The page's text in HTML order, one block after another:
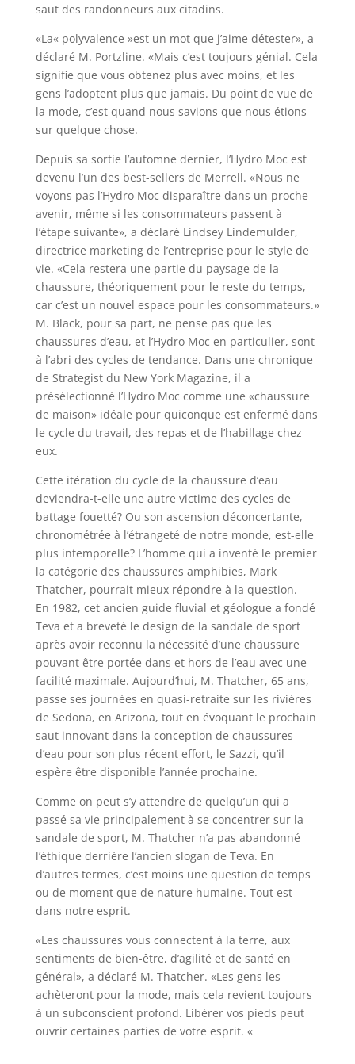
saut des randonneurs aux citadins.
«La« polyvalence »est un mot que j’aime détester», a
déclaré M. Portzline. «Mais c’est toujours génial. Cela
signifie que vous obtenez plus avec moins, et les
gens l’adoptent plus que jamais. Du point de vue de
la mode, c’est quand nous savions que nous étions
sur quelque chose.
Depuis sa sortie l’automne dernier, l’Hydro Moc est
devenu l’un des best-sellers de Merrell. «Nous ne
voyons pas l’Hydro Moc disparaître dans un proche
avenir, même si les consommateurs passent à
l’étape suivante», a déclaré Lindsey Lindemulder,
directrice marketing de l’entreprise pour le style de
vie. «Cela restera une partie du paysage de la
chaussure, théoriquement pour le reste du temps,
car c’est un nouvel espace pour les consommateurs.»
M. Black, pour sa part, ne pense pas que les
chaussures d’eau, et l’Hydro Moc en particulier, sont
à l’abri des cycles de tendance. Dans une chronique
de Strategist du New York Magazine, il a
présélectionné l’Hydro Moc comme une «chaussure
de maison» idéale pour quiconque est enfermé dans
le cycle du travail, des repas et de l’habillage chez
eux.
Cette itération du cycle de la chaussure d’eau
deviendra-t-elle une autre victime des cycles de
battage fouetté? Ou son ascension déconcertante,
chronométrée à l’étrangeté de notre monde, est-elle
plus intemporelle? L’homme qui a inventé le premier
la catégorie des chaussures amphibies, Mark
Thatcher, pourrait mieux répondre à la question.
En 1982, cet ancien guide fluvial et géologue a fondé
Teva et a breveté le design de la sandale de sport
après avoir reconnu la nécessité d’une chaussure
pouvant être portée dans et hors de l’eau avec une
facilité maximale. Aujourd’hui, M. Thatcher, 65 ans,
passe ses journées en quasi-retraite sur les rivières
de Sedona, en Arizona, tout en évoquant le prochain
saut innovant dans la conception de chaussures
d’eau pour son plus récent effort, le Sazzi, qu’il
espère être disponible l’année prochaine.
Comme on peut s’y attendre de quelqu’un qui a
passé sa vie principalement à se concentrer sur la
sandale de sport, M. Thatcher n’a pas abandonné
l’éthique derrière l’ancien slogan de Teva. En
d’autres termes, c’est moins une question de temps
ou de moment que de nature humaine. Tout est
dans notre esprit.
«Les chaussures vous connectent à la terre, aux
sentiments de bien-être, d’agilité et de santé en
général», a déclaré M. Thatcher. «Les gens les
achèteront pour la mode, mais cela revient toujours
à un subconscient profond. Libérer vos pieds peut
ouvrir certaines parties de votre esprit. «